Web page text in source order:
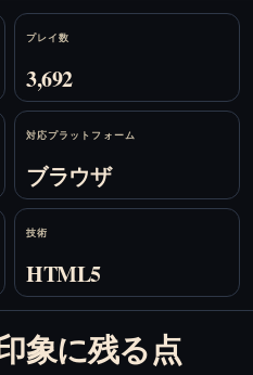
プレイ数
3,692
対応プラットフォーム
ブラウザ
技術
HTML5
象に残る点